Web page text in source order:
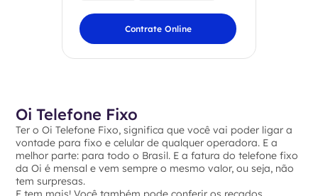
Contrate Online
Oi Telefone Fixo
Ter o Oi Telefone Fixo, significa que você vai poder ligar a
vontade para fixo e celular de qualquer operadora. E a
melhor parte: para todo o Brasil. E a fatura do telefone fixo
da Oi é mensal e vem sempre o mesmo valor, ou seja, não
tem surpresas.